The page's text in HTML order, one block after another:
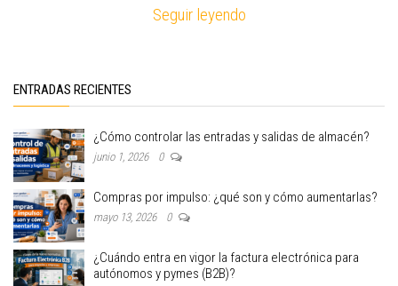
Seguir leyendo
ENTRADAS RECIENTES
¿Cómo controlar las entradas y salidas de almacén?
junio 1, 2026 0
Compras por impulso: ¿qué son y cómo aumentarlas?
mayo 13, 2026 0
¿Cuándo entra en vigor la factura electrónica para
autónomos y pymes (B2B)?